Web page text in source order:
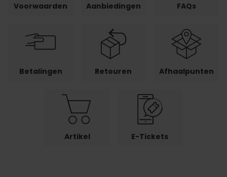
Voorwaarden Aanbiedingen FAQs
Betalingen Retouren Afhaalpunten
Artikel E-Tickets